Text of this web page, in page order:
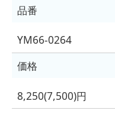
品番
YM66-0264
価格
8,250(7,500)円